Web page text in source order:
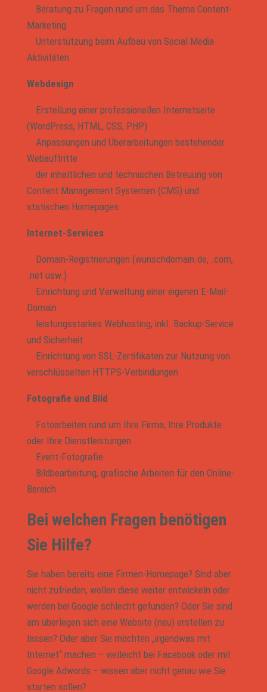
Beratung zu Fragen rund um das Thema Content-
Marketing
Unterstützung beim Aufbau von Social Media
Aktivitäten
Webdesign
Erstellung einer professionellen Internetseite
(WordPress, HTML, CSS, PHP)
Anpassungen und Überarbeitungen bestehender
Webauftritte
der inhaltlichen und technischen Betreuung von
Content Management Systemen (CMS) und
statischen Homepages
Internet-Services
Domain-Registrierungen (wunschdomain.de, .com,
.net usw.)
Einrichtung und Verwaltung einer eigenen E-Mail-
Domain
leistungsstarkes Webhosting, inkl. Backup-Service
und Sicherheit
Einrichtung von SSL-Zertifikaten zur Nutzung von
verschlüsselten HTTPS-Verbindungen
Fotografie und Bild
Fotoarbeiten rund um Ihre Firma, Ihre Produkte
oder Ihre Dienstleistungen
Event-Fotografie
Bildbearbeitung, grafische Arbeiten für den Online-
Bereich
Bei welchen Fragen benötigen
Sie Hilfe?
Sie haben bereits eine Firmen-Homepage? Sind aber
nicht zufrieden, wollen diese weiter entwickeln oder
werden bei Google schlecht gefunden? Oder Sie sind
am überlegen sich eine Website (neu) erstellen zu
lassen? Oder aber Sie möchten „irgendwas mit
Internet“ machen – vielleicht bei Facebook oder mit
Google Adwords – wissen aber nicht genau wie Sie
starten sollen?